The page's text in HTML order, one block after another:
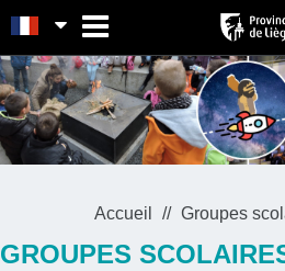
Accueil Groupes
GROUPES